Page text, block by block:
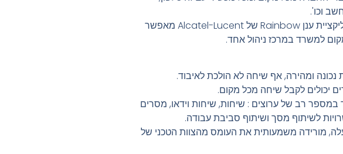
וכו'.
קישוריות אפליקציית ענן Rainbow של Alcatel-Lucent מאפשר
למשרד במרכז ניהול אחד.
נכונה ומהירה, אף שיחה לא הולכת לאיבוד.
יכולים לקבל שיחה מכל מקום.
במספר רב של ערוצים : שיחות, שיחות וידאו, מסרים
לשיתוף מסך ושיתוף סביבת עבודה.
מורידה משמעותית את העומס מהצוות הטכני של